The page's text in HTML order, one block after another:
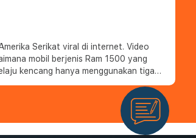
Serikat viral di internet. Video
mobil berjenis Ram 1500 yang
kencang hanya menggunakan tiga